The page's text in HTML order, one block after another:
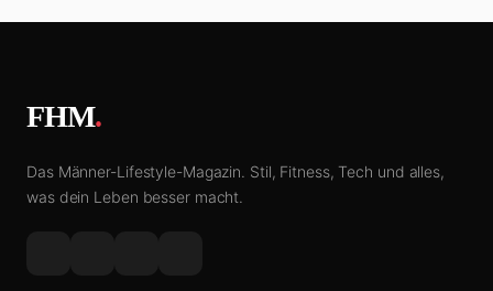
FHM.
Das Männer-Lifestyle-Magazin. Stil, Fitness, Tech und alles,
was dein Leben besser macht.